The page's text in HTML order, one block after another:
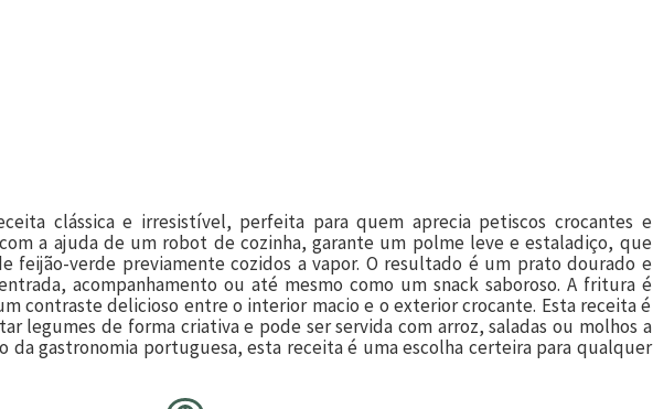
clássica e irresistível, perfeita para quem aprecia petiscos crocantes e
a ajuda de um robot de cozinha, garante um polme leve e estaladiço, que
feijão-verde previamente cozidos a vapor. O resultado é um prato dourado e
acompanhamento ou até mesmo como um snack saboroso. A fritura é
contraste delicioso entre o interior macio e o exterior crocante. Esta receita é
legumes de forma criativa e pode ser servida com arroz, saladas ou molhos a
da gastronomia portuguesa, esta receita é uma escolha certeira para qualquer